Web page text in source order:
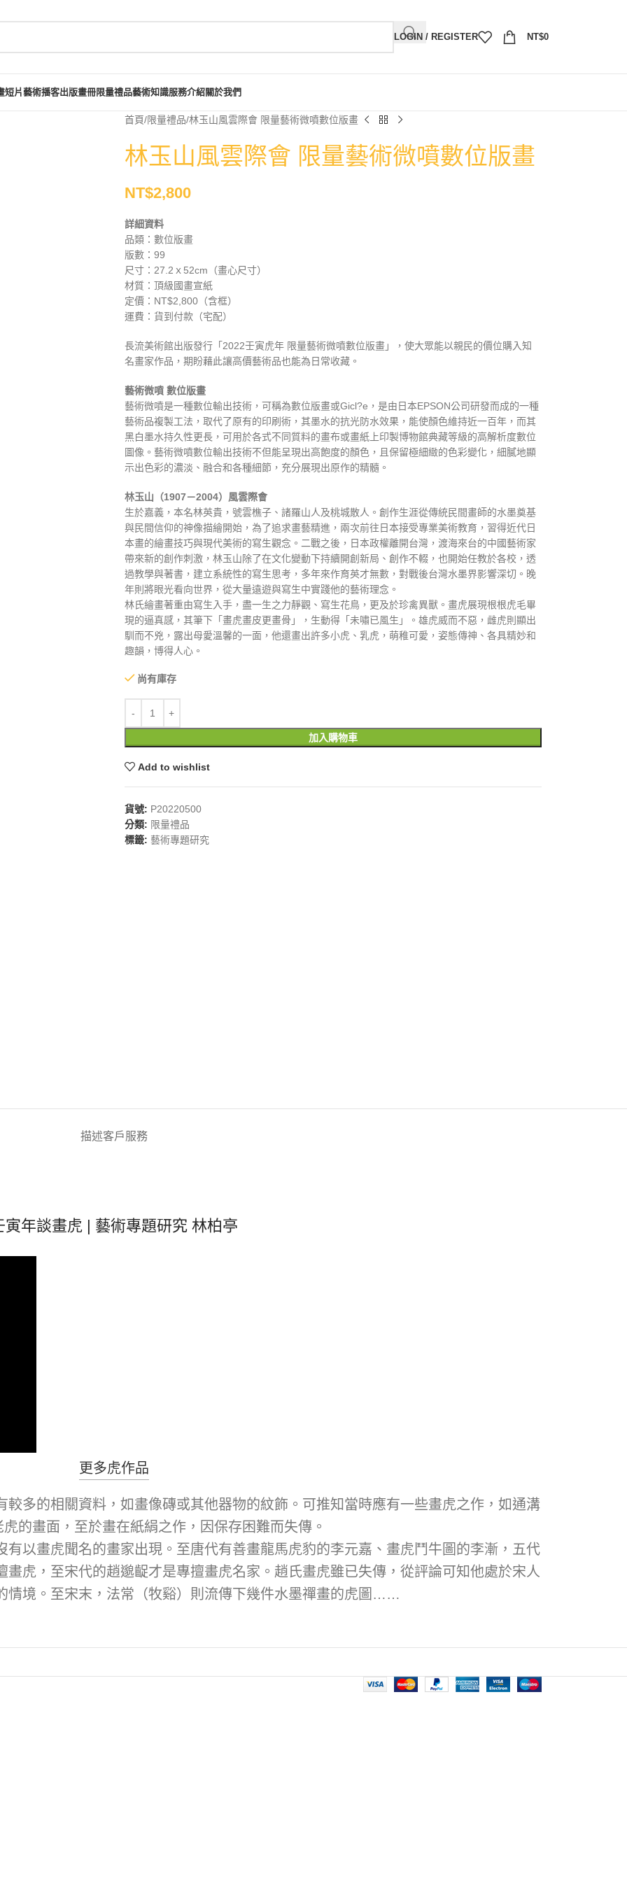
LOGIN / REGISTER NT$0
短片藝術播客出版畫冊限量禮品藝術知識服務介紹關於我們
首頁 限量禮品 林玉山風雲際會 限量藝術微噴數位版畫
林玉山風雲際會 限量藝術微噴數位版畫
NT$2,800
詳細資料
品類：數位版畫
版數：99
尺寸：27.2ｘ52cm（畫心尺寸）
材質：頂級國畫宣紙
定價：NT$2,800（含框）
運費：貨到付款（宅配）
長流美術館出版發行「2022壬寅虎年 限量藝術微噴數位版畫」，使大眾能以親民的價位購入知
名畫家作品，期盼藉此讓高價藝術品也能為日常收藏。
藝術微噴 數位版畫
藝術微噴是一種數位輸出技術，可稱為數位版畫或Gicl?e，是由日本EPSON公司研發而成的一種
藝術品複製工法，取代了原有的印刷術，其墨水的抗光防水效果，能使顏色維持近一百年，而其
黑白墨水持久性更長，可用於各式不同質料的畫布或畫紙上印製博物館典藏等級的高解析度數位
圖像。藝術微噴數位輸出技術不但能呈現出高飽度的顏色，且保留極細緻的色彩變化，細膩地顯
示出色彩的濃淡、融合和各種細節，充分展現出原作的精髓。
林玉山（1907－2004）風雲際會
生於嘉義，本名林英貴，號雲樵子、諸羅山人及桃城散人。創作生涯從傳統民間畫師的水墨奠基
與民間信仰的神像描繪開始，為了追求畫藝精進，兩次前往日本接受專業美術教育，習得近代日
本畫的繪畫技巧與現代美術的寫生觀念。二戰之後，日本政權離開台灣，渡海來台的中國藝術家
帶來新的創作刺激，林玉山除了在文化變動下持續開創新局、創作不輟，也開始任教於各校，透
過教學與著書，建立系統性的寫生思考，多年來作育英才無數，對戰後台灣水墨界影響深切。晚
年則將眼光看向世界，從大量遠遊與寫生中實踐他的藝術理念。
林氏繪畫著重由寫生入手，盡一生之力靜觀、寫生花鳥，更及於珍禽異獸。畫虎展現根根虎毛畢
現的逼真感，其筆下「畫虎畫皮更畫骨」，生動得「未嘯已風生」。雄虎威而不惡，雌虎則顯出
馴而不兇，露出母愛溫馨的一面，他還畫出許多小虎、乳虎，萌稚可愛，姿態傳神、各具精妙和
趣韻，博得人心。
尚有庫存
加入購物車
Add to wishlist
貨號: P20220500
分類: 限量禮品
標籤: 藝術專題研究
描述客戶服務
寅年談畫虎 | 藝術專題研究 林柏亭
更多虎作品
多的相關資料，如畫像磚或其他器物的紋飾。可推知當時應有一些畫虎之作，如通溝
的畫面，至於畫在紙絹之作，因保存困難而失傳。
以畫虎聞名的畫家出現。至唐代有善畫龍馬虎豹的李元嘉、畫虎鬥牛圖的李漸，五代
虎，至宋代的趙邈齪才是專擅畫虎名家。趙氏畫虎雖已失傳，從評論可知他處於宋人
情境。至宋末，法常（牧谿）則流傳下幾件水墨禪畫的虎圖……